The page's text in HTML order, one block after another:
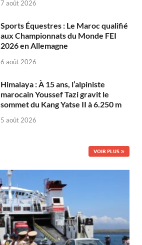
7 août 2026
Sports Équestres : Le Maroc qualifié
aux Championnats du Monde FEI
2026 en Allemagne
6 août 2026
Himalaya : À 15 ans, l’alpiniste
marocain Youssef Tazi gravit le
sommet du Kang Yatse II à 6.250 m
5 août 2026
VOIR PLUS